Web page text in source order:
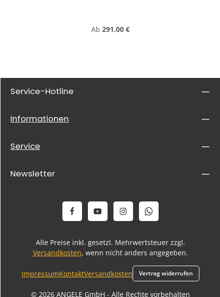
Regulärer Preis:
Ab 291,00 €
Service-Hotline
Informationen
Service
Newsletter
Alle Preise inkl. gesetzl. Mehrwertsteuer zzgl.
Versandkosten, wenn nicht anders angegeben.
© 2026 ANGELE GmbH - Alle Rechte vorbehalten
ImpressumKontaktVersandkosten Vertrag widerrufen